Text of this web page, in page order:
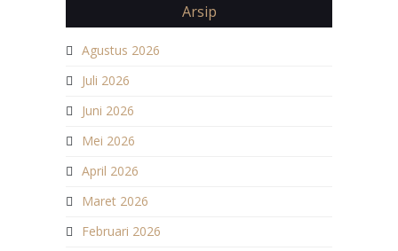
Arsip
Agustus 2026
Juli 2026
Juni 2026
Mei 2026
April 2026
Maret 2026
Februari 2026